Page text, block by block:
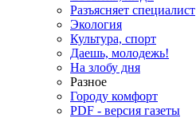
Разъясняет специалист
Экология
Культура, спорт
Даешь, молодежь!
На злобу дня
Разное
Городу комфорт
PDF - версия газеты